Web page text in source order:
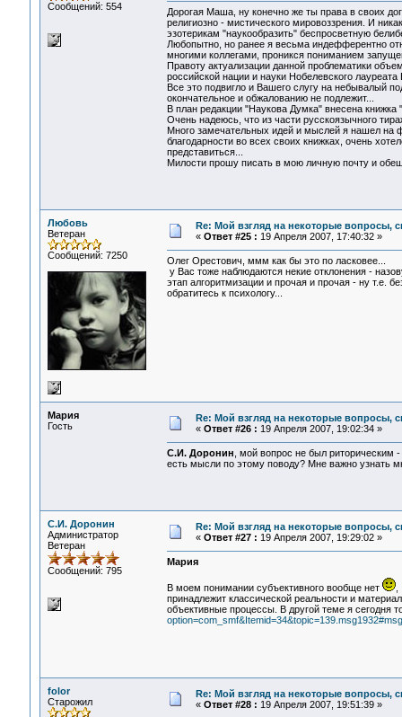
Сообщений: 554
Дорогая Маша, ну конечно же ты права в своих
религиозно - мистического мировоззрения. И
эзотерикам "наукообразить" беспросветную
Любопытно, но ранее я весьма индефферентно
многими коллегами, проникся пониманием
Правоту актуализации данной проблематики
российской нации и науки Нобелевского лауреата
Все это подвигло и Вашего слугу на небывалый
окончательное и обжалованию не подлежит...
В план редакции "Наукова Думка" внесена
Очень надеюсь, что из части русскоязычного
Много замечательных идей и мыслей я нашел на
благодарности во всех своих книжках, очень
представиться...
Милости прошу писать в мою личную почту и
Любовь
Ветеран
Сообщений: 7250
Re: Мой взгляд на некоторые вопросы,
« Ответ #25 : 19 Апреля 2007, 17:40:32 »
Олег Орестович, ммм как бы это по ласковее...
у Вас тоже наблюдаются некие отклонения -
этап алгоритмизации и прочая и прочая - ну т.е.
обратитесь к психологу...
Мария
Гость
Re: Мой взгляд на некоторые вопросы,
« Ответ #26 : 19 Апреля 2007, 19:02:34 »
С.И. Доронин , мой вопрос не был риторическим
есть мысли по этому поводу? Мне важно узнать
С.И. Доронин
Администратор
Ветеран
Сообщений: 795
Re: Мой взгляд на некоторые вопросы,
« Ответ #27 : 19 Апреля 2007, 19:29:02 »
Мария
В моем понимании субъективного вообще нет
,
принадлежит классической реальности и
объективные процессы. В другой теме я сегодня
folor
Старожил
Re: Мой взгляд на некоторые вопросы,
« Ответ #28 : 19 Апреля 2007, 19:51:39 »